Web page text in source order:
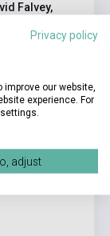
Falvey,
Privacy policy
our website,
experience. For
adjust